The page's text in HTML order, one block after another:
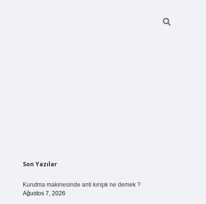
Sidebar
Son Yazılar
Kurutma makinesinde anti kırışık ne demek ?
Ağustos 7, 2026